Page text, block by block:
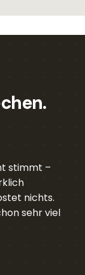
stimmt –
nichts.
sehr viel